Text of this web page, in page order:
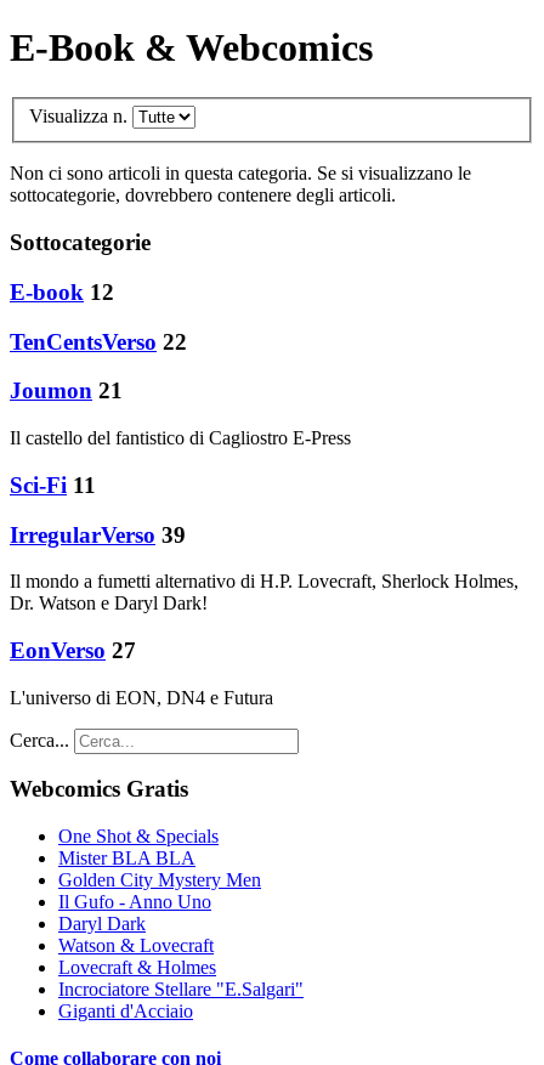
E-Book & Webcomics
Visualizza n.
Non ci sono articoli in questa categoria. Se si visualizzano le
sottocategorie, dovrebbero contenere degli articoli.
Sottocategorie
E-book 12
TenCentsVerso 22
Joumon 21
Il castello del fantistico di Cagliostro E-Press
Sci-Fi 11
IrregularVerso 39
Il mondo a fumetti alternativo di H.P. Lovecraft, Sherlock Holmes,
Dr. Watson e Daryl Dark!
EonVerso 27
L'universo di EON, DN4 e Futura
Cerca...
Webcomics Gratis
One Shot & Specials
Mister BLA BLA
Golden City Mystery Men
Il Gufo - Anno Uno
Daryl Dark
Watson & Lovecraft
Lovecraft & Holmes
Incrociatore Stellare "E.Salgari"
Giganti d'Acciaio
Come collaborare con noi